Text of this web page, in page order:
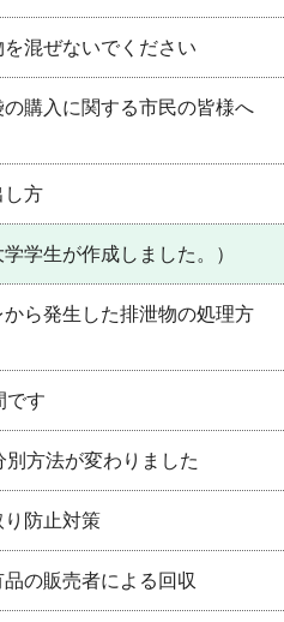
混ぜないでください
購入に関する市民の皆様へ
し方
学生が作成しました。）
ら発生した排泄物の処理方
です
方法が変わりました
り防止対策
の販売者による回収